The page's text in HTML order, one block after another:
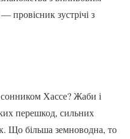
провісник зустрічі з
Хассе? Жаби і
перешкод, сильних
Що більша земноводна, то